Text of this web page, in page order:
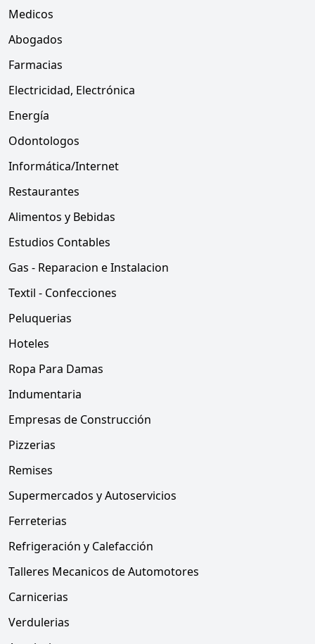
Medicos
Abogados
Farmacias
Electricidad, Electrónica
Energía
Odontologos
Informática/Internet
Restaurantes
Alimentos y Bebidas
Estudios Contables
Gas - Reparacion e Instalacion
Textil - Confecciones
Peluquerias
Hoteles
Ropa Para Damas
Indumentaria
Empresas de Construcción
Pizzerias
Remises
Supermercados y Autoservicios
Ferreterias
Refrigeración y Calefacción
Talleres Mecanicos de Automotores
Carnicerias
Verdulerias